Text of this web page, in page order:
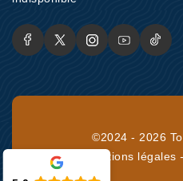
©2024 - 2026
Mentions légales